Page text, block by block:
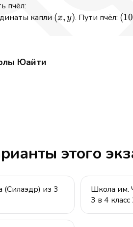
пчёл:
капли (x,y)
(x, y). Пути пчёл: (10
Юайти
этого
из 3
Школа им.
3 в 4